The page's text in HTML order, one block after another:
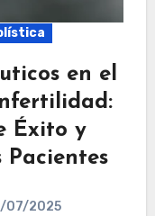
en el
Éxito y
Pacientes
07/2025